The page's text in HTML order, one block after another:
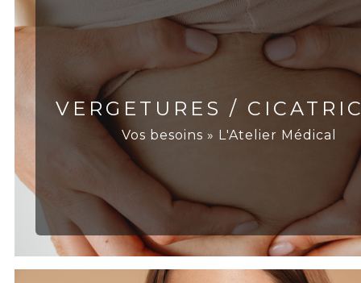
VERGETURES /
Vos besoins » L'Atelier Médical